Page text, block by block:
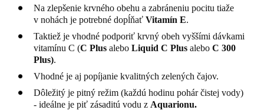
Na zlepšenie krvného obehu a zabráneniu pocitu tiaže
v nohách je potrebné dopĺňaťVitamín E.
Taktiež je vhodné podporiť krvný obeh vyššími dávkami
vitamínu C (C Plus aleboLiquid C Plus aleboC 300
Plus).
Vhodné je aj popíjanie kvalitných zelených čajov.
Dôležitý je pitný režim (každú hodinu pohár čistej vody)
- ideálne je piť zásaditú vodu z Aquarionu.